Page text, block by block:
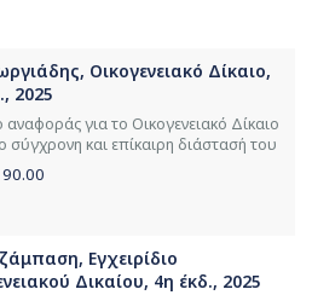
Οικογενειακό Δίκαιο,
2025
αναφοράς για το Οικογενειακό Δίκαιο
σύγχρονη και επίκαιρη διάστασή του
90.00
Εγχειρίδιο
Δικαίου, 4η έκδ., 2025